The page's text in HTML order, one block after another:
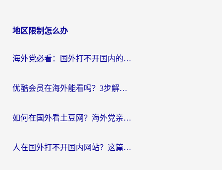
地区限制怎么办
海外党必看：国外打不开国内的app怎么办？3步解决你的乡愁
优酷会员在海外能看吗？3步解决海外追剧难题，附实测好用加速器推荐
如何在国外看土豆网？海外党亲测有效的追剧加速器选择指南
人在国外打不开国内网站？这篇攻略帮你无缝解锁国内资源（附交管12123使用技巧）